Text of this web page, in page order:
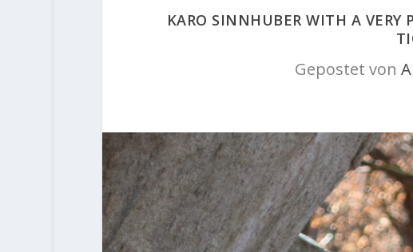
KARO SINNHUBER WITH A VERY
Gepostet von